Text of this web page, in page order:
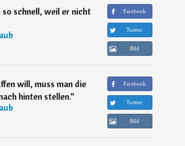
schnell, weil er nicht
Facebook
Twitter
Bild
will, muss man die
hinten stellen.“
Facebook
Twitter
Bild